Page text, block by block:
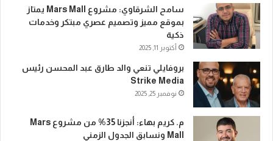
سامح الشرقاوي: مشروع Mars Mall يمتاز
بموقع مميز وتصميم عصري مبتكر وخدمات
ذكية
أكتوبر 11, 2025
بروفايلي تنعي والد طارق عبد المحسن رئيس
Strike Media
نوفمبر 25, 2025
م. كريم بهاء: أنجزنا 35% من مشروع Mars
Mall ونسابق الجدول الزمني